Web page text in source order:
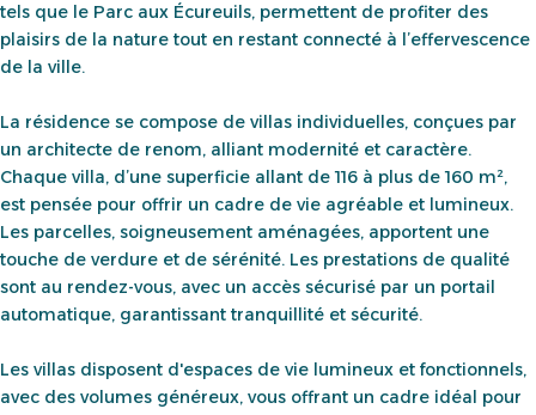
tels que le Parc aux Écureuils, permettent de profiter des
plaisirs de la nature tout en restant connecté à l’effervescence
de la ville.
La résidence se compose de villas individuelles, conçues par
un architecte de renom, alliant modernité et caractère.
Chaque villa, d’une superficie allant de 116 à plus de 160 m²,
est pensée pour offrir un cadre de vie agréable et lumineux.
Les parcelles, soigneusement aménagées, apportent une
touche de verdure et de sérénité. Les prestations de qualité
sont au rendez-vous, avec un accès sécurisé par un portail
automatique, garantissant tranquillité et sécurité.
Les villas disposent d'espaces de vie lumineux et fonctionnels,
avec des volumes généreux, vous offrant un cadre idéal pour